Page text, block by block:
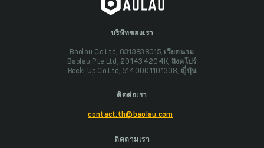
บริษัทของเรา
Baolau Co Ltd, 0313838015, เวียดนาม
Baolau Pte Ltd, 201434204K, สิงคโปร์
Boeki Up Co Ltd, 5140001101308, ญี่ปุ่น
ติดต่อเรา
contact.th@baolau.com
ติดตามเรา